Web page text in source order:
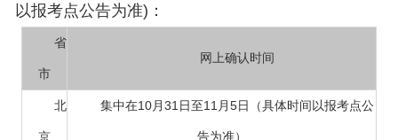
以报考点公告为准)：
省
市
网上确认时间
北
京
集中在10月31日至11月5日（具体时间以报考点公
告为准）